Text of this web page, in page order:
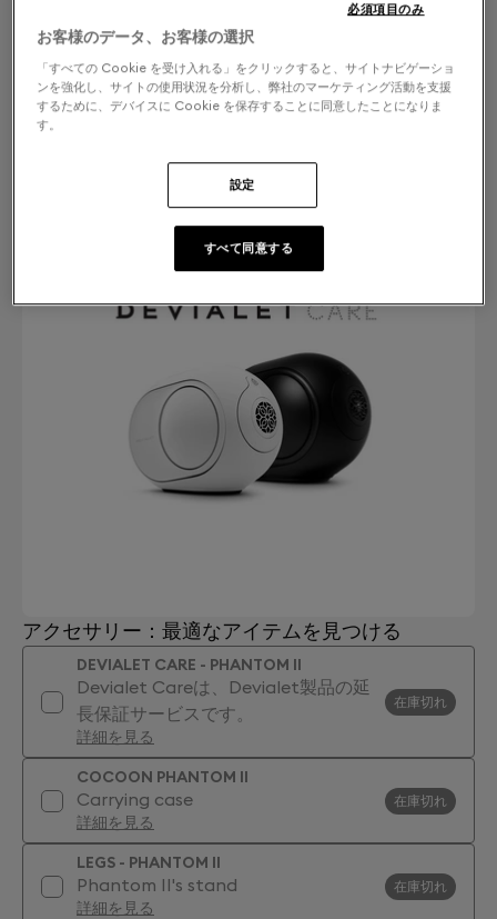
モノラル
ステレオ ￥498,000
アクセサリー：最適なアイテムを見つける
DEVIALET CARE - PHANTOM II
Devialet Careは、Devialet製品の延
長保証サービスです。
詳細を見る
在庫切れ
COCOON PHANTOM II
Carrying case
詳細を見る
在庫切れ
LEGS - PHANTOM II
Phantom II's stand
詳細を見る
在庫切れ
お客様のデータ、お客様の選択
「すべての Cookie を受け入れる」をクリックすると、サイトナビゲーショ
ンを強化し、サイトの使用状況を分析し、弊社のマーケティング活動を支援
するために、デバイスに Cookie を保存することに同意したことになりま
す。
設定
必須項目のみ
すべて同意する